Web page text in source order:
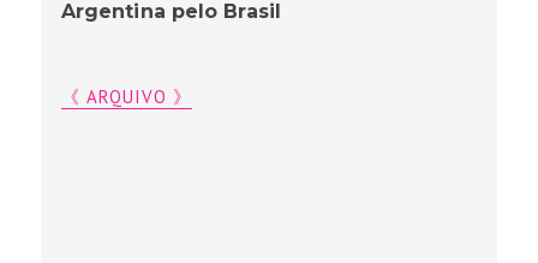
Argentina pelo Brasil
《 ARQUIVO 》